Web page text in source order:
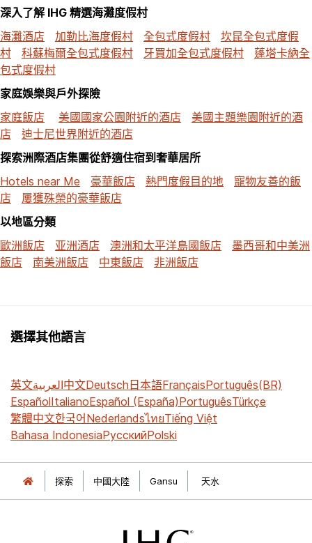
深入了解 IHG 精選海灘度假村
海灘酒店
加勒比海度假村 全包式度假村
坎昆全包式度假
村
科蘇梅爾全包式度假村 牙買加全包式度假村
蓬塔卡納全
包式度假村
家庭娛樂與戶外探險
家庭飯店
美國國家公園附近的酒店
美國主題樂園附近的酒
店
迪士尼世界附近的酒店
探索洲際酒店集團從舒適住宿到奢華居所
Hotels near Me
豪華飯店 熱門度假目的地
寵物友善的飯
店
屢獲殊榮的豪華飯店
以地區分類
歐洲飯店
亚洲酒店 澳洲和太平洋島國飯店
墨西哥和中美洲
飯店
南美洲飯店 中東飯店 非洲飯店
選擇其他語言
英文العربية中文Deutsch日本語FrançaisPortuguês(BR)
EspañolItalianoEspañol (España)PortuguêsTürkçe
繁體中文한국어NederlandsไทยTiếng Việt
Bahasa IndonesiaРусскийPolski
探索 中國大陸 Gansu 天水